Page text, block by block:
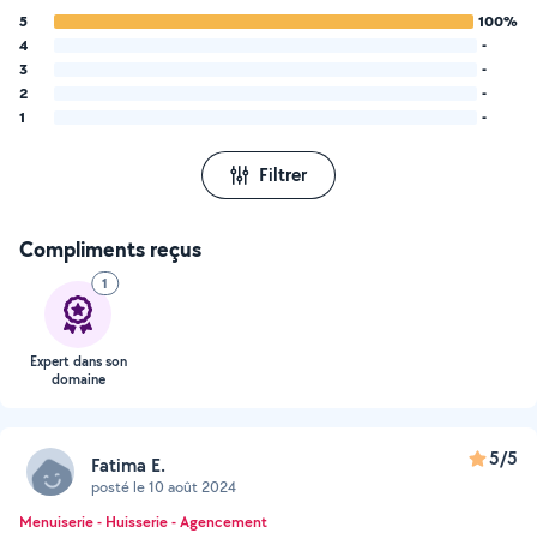
5
100%
4
-
3
-
2
-
1
-
Filtrer
Compliments reçus
1
Expert dans son
domaine
Fatima E.
posté le 10 août 2024
5/5
Menuiserie - Huisserie - Agencement